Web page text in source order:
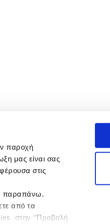
παροχή
μας είναι σας
στις
παραπάνω.
από τα
στην ‘’Προβολή